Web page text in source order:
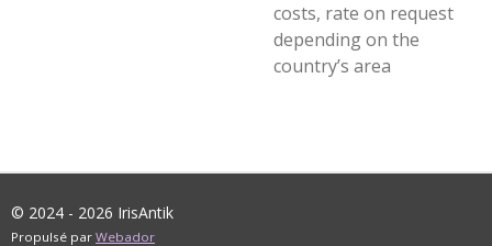
costs, rate on request
depending on the
country’s area
© 2024 - 2026 IrisAntik
Propulsé par Webador